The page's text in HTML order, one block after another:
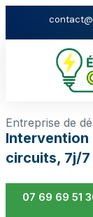
Entreprise de
Intervention
circuits, 7j/7
07 69 69 51